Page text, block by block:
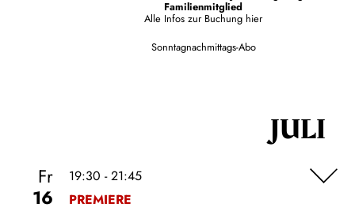
Familienmitglied
Alle Infos zur Buchung hier
Sonntagnachmittags-Abo
JULI
Fr
16
19:30 - 21:45
PREMIERE